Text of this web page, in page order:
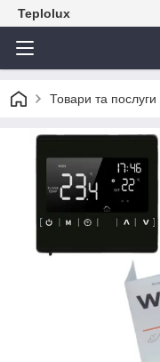
Teplolux
Товари та послуги